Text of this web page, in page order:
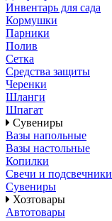
Инвентарь для сада
Кормушки
Парники
Полив
Сетка
Средства защиты
Черенки
Шланги
Шпагат
Сувениры
Вазы напольные
Вазы настольные
Копилки
Свечи и подсвечники
Сувениры
Хозтовары
Автотовары